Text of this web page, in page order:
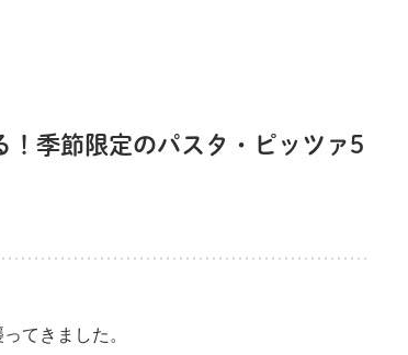
！季節限定のパスタ・ピッツァ5
てきました。